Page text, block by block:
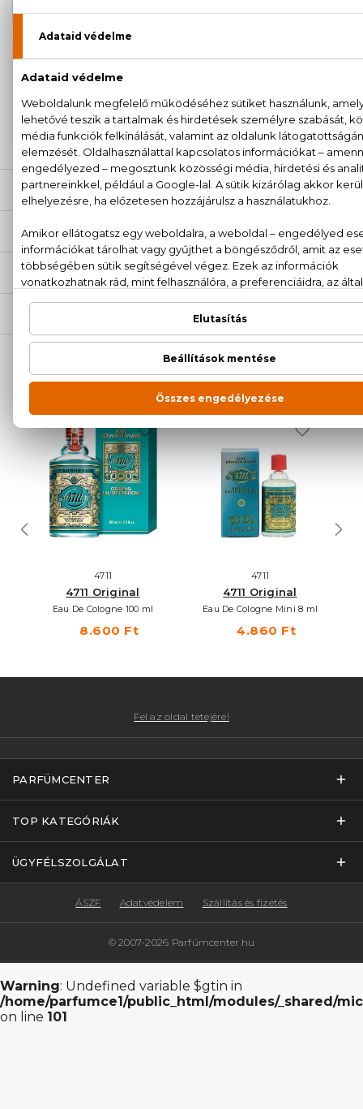
garanciával
Kérdésed van, elakadtál? Hívd ügyfélszolgálatunkat:+36
20 779 1924
LEÍRÁS
ÉRTÉKELÉSEK (0)
SZÁLLÍTÁS
NEKED AJÁNLJUK
4711
4711 Original
Eau De Cologne 100 ml
8.600 Ft
4711
4711 Original
Eau De Cologne Mini 8 ml
4.860 Ft
Fel az oldal tetejére!
PARFÜMCENTER
TOP KATEGÓRIÁK
ÜGYFÉLSZOLGÁLAT
© 2007-2026 Parfümcenter.hu
ÁSZF Adatvédelem Szállítás és fizetés
Warning: Undefined variable $gtin in
/home/parfumce1/public_html/modules/_shared/
on line 101